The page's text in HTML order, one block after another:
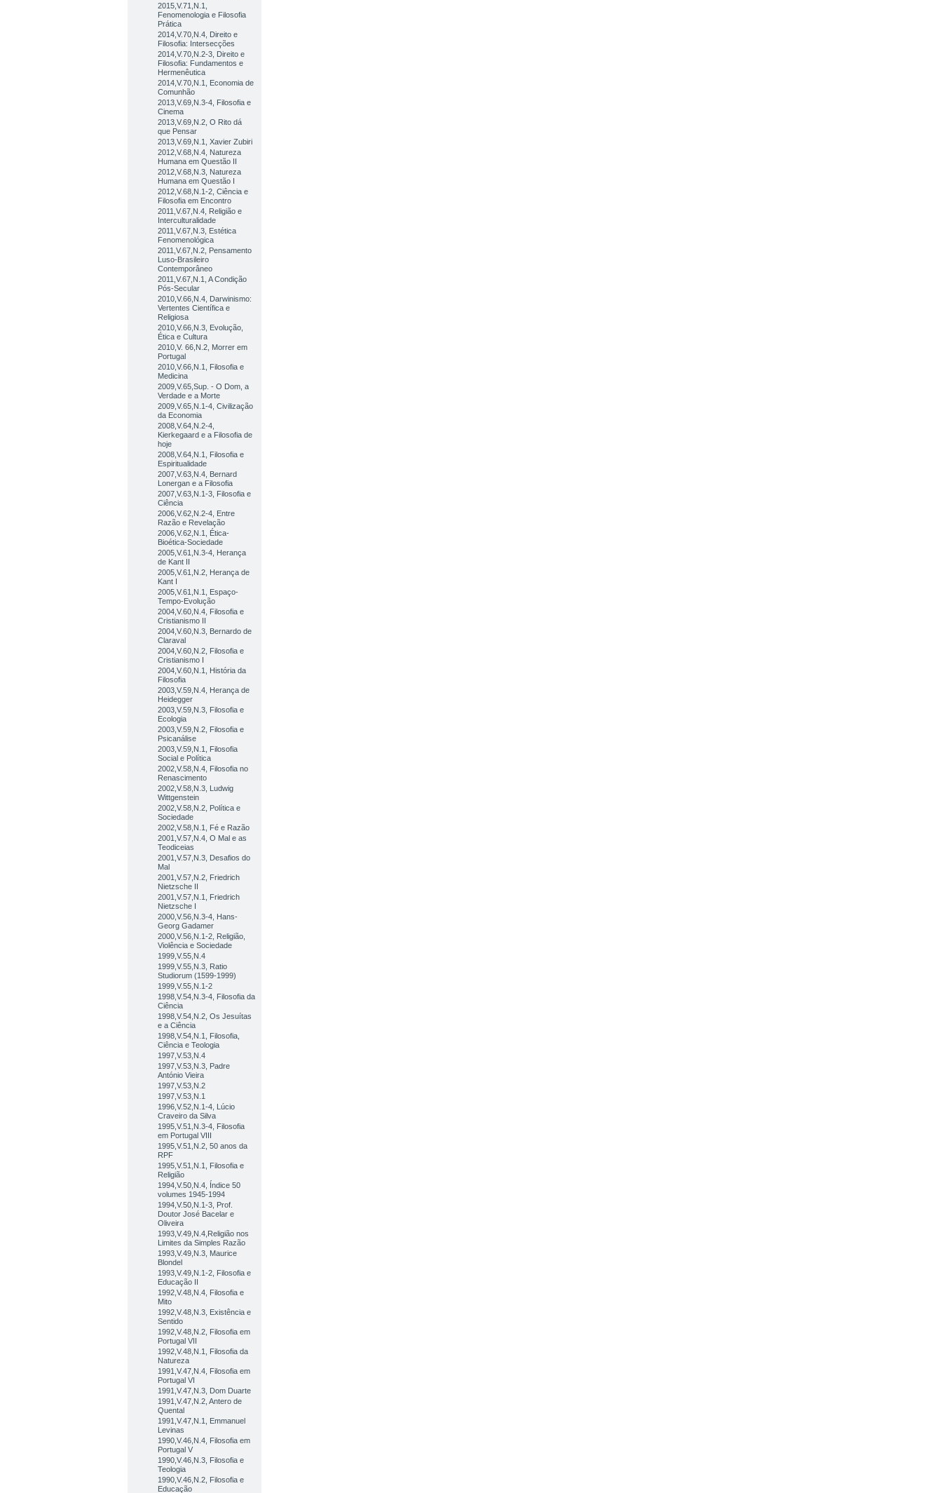
2015,V.71,N.1,
Fenomenologia e Filosofia
Prática
2014,V.70,N.4, Direito e
Filosofia: Intersecções
2014,V.70,N.2-3, Direito e
Filosofia: Fundamentos e
Hermenêutica
2014,V.70,N.1, Economia de
Comunhão
2013,V.69,N.3-4, Filosofia e
Cinema
2013,V.69,N.2, O Rito dá
que Pensar
2013,V.69,N.1, Xavier Zubiri
2012,V.68,N.4, Natureza
Humana em Questão II
2012,V.68,N.3, Natureza
Humana em Questão I
2012,V.68,N.1-2, Ciência e
Filosofia em Encontro
2011,V.67,N.4, Religião e
Interculturalidade
2011,V.67,N.3, Estética
Fenomenológica
2011,V.67,N.2, Pensamento
Luso-Brasileiro
Contemporâneo
2011,V.67,N.1, A Condição
Pós-Secular
2010,V.66,N.4, Darwinismo:
Vertentes Científica e
Religiosa
2010,V.66,N.3, Evolução,
Ética e Cultura
2010,V. 66,N.2, Morrer em
Portugal
2010,V.66,N.1, Filosofia e
Medicina
2009,V.65,Sup. - O Dom, a
Verdade e a Morte
2009,V.65,N.1-4, Civilização
da Economia
2008,V.64,N.2-4,
Kierkegaard e a Filosofia de
hoje
2008,V.64,N.1, Filosofia e
Espiritualidade
2007,V.63,N.4, Bernard
Lonergan e a Filosofia
2007,V.63,N.1-3, Filosofia e
Ciência
2006,V.62,N.2-4, Entre
Razão e Revelação
2006,V.62,N.1, Ética-
Bioética-Sociedade
2005,V.61,N.3-4, Herança
de Kant II
2005,V.61,N.2, Herança de
Kant I
2005,V.61,N.1, Espaço-
Tempo-Evolução
2004,V.60,N.4, Filosofia e
Cristianismo II
2004,V.60,N.3, Bernardo de
Claraval
2004,V.60,N.2, Filosofia e
Cristianismo I
2004,V.60,N.1, História da
Filosofia
2003,V.59,N.4, Herança de
Heidegger
2003,V.59,N.3, Filosofia e
Ecologia
2003,V.59,N.2, Filosofia e
Psicanálise
2003,V.59,N.1, Filosofia
Social e Política
2002,V.58,N.4, Filosofia no
Renascimento
2002,V.58,N.3, Ludwig
Wittgenstein
2002,V.58,N.2, Política e
Sociedade
2002,V.58,N.1, Fé e Razão
2001,V.57,N.4, O Mal e as
Teodiceias
2001,V.57,N.3, Desafios do
Mal
2001,V.57,N.2, Friedrich
Nietzsche II
2001,V.57,N.1, Friedrich
Nietzsche I
2000,V.56,N.3-4, Hans-
Georg Gadamer
2000,V.56,N.1-2, Religião,
Violência e Sociedade
1999,V.55,N.4
1999,V.55,N.3, Ratio
Studiorum (1599-1999)
1999,V.55,N.1-2
1998,V.54,N.3-4, Filosofia da
Ciência
1998,V.54,N.2, Os Jesuítas
e a Ciência
1998,V.54,N.1, Filosofia,
Ciência e Teologia
1997,V.53,N.4
1997,V.53,N.3, Padre
António Vieira
1997,V.53,N.2
1997,V.53,N.1
1996,V.52,N.1-4, Lúcio
Craveiro da Silva
1995,V.51,N.3-4, Filosofia
em Portugal VIII
1995,V.51,N.2, 50 anos da
RPF
1995,V.51,N.1, Filosofia e
Religião
1994,V.50,N.4, Índice 50
volumes 1945-1994
1994,V.50,N.1-3, Prof.
Doutor José Bacelar e
Oliveira
1993,V.49,N.4,Religião nos
Limites da Simples Razão
1993,V.49,N.3, Maurice
Blondel
1993,V.49,N.1-2, Filosofia e
Educação II
1992,V.48,N.4, Filosofia e
Mito
1992,V.48,N.3, Existência e
Sentido
1992,V.48,N.2, Filosofia em
Portugal VII
1992,V.48,N.1, Filosofia da
Natureza
1991,V.47,N.4, Filosofia em
Portugal VI
1991,V.47,N.3, Dom Duarte
1991,V.47,N.2, Antero de
Quental
1991,V.47,N.1, Emmanuel
Levinas
1990,V.46,N.4, Filosofia em
Portugal V
1990,V.46,N.3, Filosofia e
Teologia
1990,V.46,N.2, Filosofia e
Educação